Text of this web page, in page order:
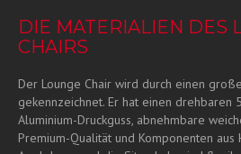
DIE MATERIALIEN DES
CHAIRS
Der Lounge Chair wird durch einen
gekennzeichnet. Er hat einen drehbaren
Aluminium-Druckguss, abnehmbare
Premium-Qualität und Komponenten aus